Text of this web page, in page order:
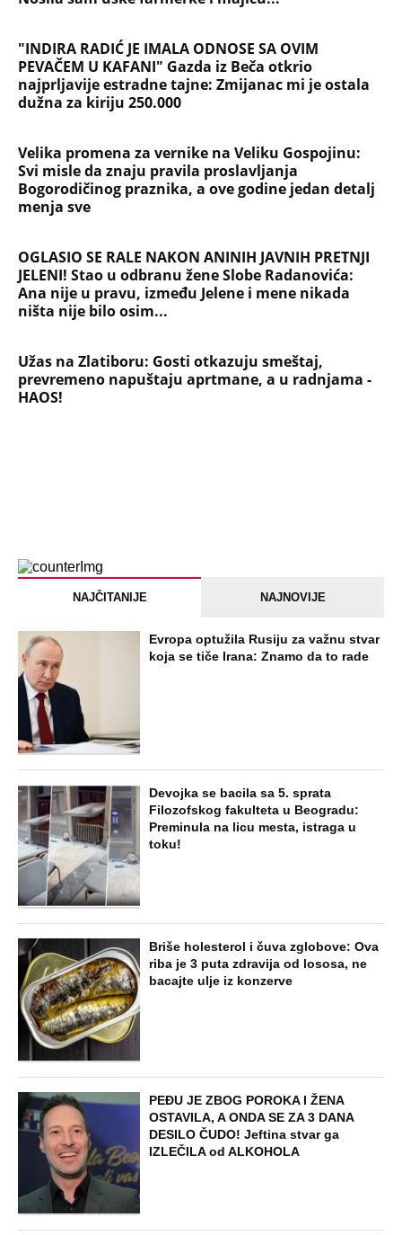
"INDIRA RADIĆ JE IMALA ODNOSE SA OVIM
PEVAČEM U KAFANI" Gazda iz Beča otkrio
najprljavije estradne tajne: Zmijanac mi je ostala
dužna za kiriju 250.000
Velika promena za vernike na Veliku Gospojinu:
Svi misle da znaju pravila proslavljanja
Bogorodičinog praznika, a ove godine jedan detalj
menja sve
OGLASIO SE RALE NAKON ANINIH JAVNIH PRETNJI
JELENI! Stao u odbranu žene Slobe Radanovića:
Ana nije u pravu, između Jelene i mene nikada
ništa nije bilo osim...
Užas na Zlatiboru: Gosti otkazuju smeštaj,
prevremeno napuštaju aprtmane, a u radnjama -
HAOS!
NAJČITANIJE NAJNOVIJE
Evropa optužila Rusiju za važnu stvar
koja se tiče Irana: Znamo da to rade
Devojka se bacila sa 5. sprata
Filozofskog fakulteta u Beogradu:
Preminula na licu mesta, istraga u
toku!
Briše holesterol i čuva zglobove: Ova
riba je 3 puta zdravija od lososa, ne
bacajte ulje iz konzerve
PEĐU JE ZBOG POROKA I ŽENA
OSTAVILA, A ONDA SE ZA 3 DANA
DESILO ČUDO! Jeftina stvar ga
IZLEČILA od ALKOHOLA